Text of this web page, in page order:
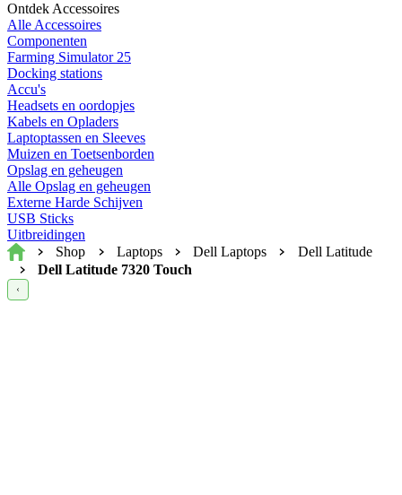
Ontdek Accessoires
Alle Accessoires
Componenten
Farming Simulator 25
Docking stations
Accu's
Headsets en oordopjes
Kabels en Opladers
Laptoptassen en Sleeves
Muizen en Toetsenborden
Opslag en geheugen
Alle Opslag en geheugen
Externe Harde Schijven
USB Sticks
Uitbreidingen
Home
Shop Laptops Dell Laptops
Dell Latitude
Dell Latitude 7320 Touch